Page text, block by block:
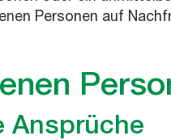
Personen auf
Ansprüche